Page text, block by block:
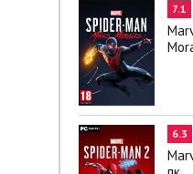
7.1
6.3